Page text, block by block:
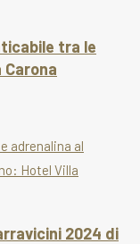
tra le
Carona
2024 di